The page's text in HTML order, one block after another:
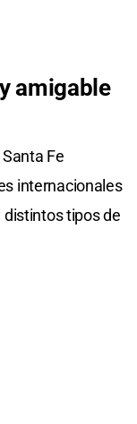
amigable
Fe
internacionales
distintos tipos de